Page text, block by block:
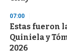
07:00
Estas fueron
Quiniela y
2026